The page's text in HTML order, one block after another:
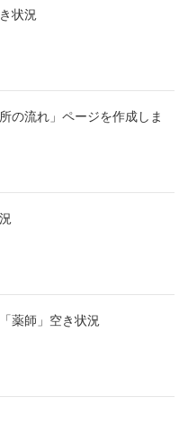
状況
の流れ」ページを作成しま
薬師」空き状況